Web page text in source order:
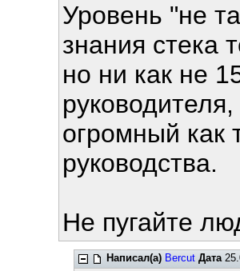
Уровень "не
знания стека
но ни как не
огромный как
руководства.
Не пугайте
Написал(а) Bercut Дата